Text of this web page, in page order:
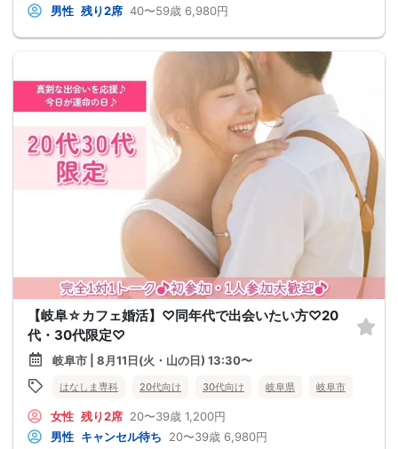
男性 残り2席 40〜59歳 6,980円
【岐阜☆カフェ婚活】♡同年代で出会いたい方♡20
代・30代限定♡
岐阜市 | 8月11日(火・山の日) 13:30〜
はなしま専科 20代向け 30代向け 岐阜県 岐阜市
女性 残り2席 20〜39歳 1,200円
男性 キャンセル待ち 20〜39歳 6,980円